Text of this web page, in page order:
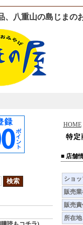
、八重山の島じまの
HOME
特定
■ 店舗
ショ
販売業
販売
所在地